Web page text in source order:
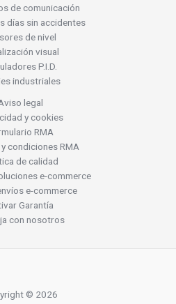
de comunicación
días sin accidentes
de nivel
visual
P.I.D.
industriales
legal
y cookies
RMA
condiciones RMA
de calidad
e-commerce
e-commerce
Garantía
con nosotros
© 2026